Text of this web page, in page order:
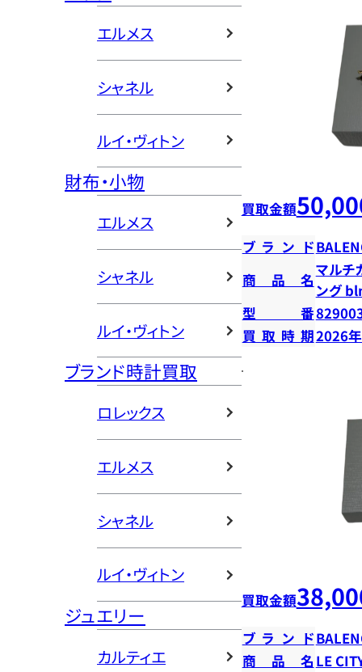
エルメス
シャネル
ルイ・ヴィトン
財布・小物
エルメス
シャネル
ルイ・ヴィトン
ブランド時計買取
ロレックス
エルメス
シャネル
ルイ・ヴィトン
ジュエリー
カルティエ
買取金額
ブランド
商品名
マルチ
ング
型番
買取時期2026
買取金額
ブランド
商品名 LE